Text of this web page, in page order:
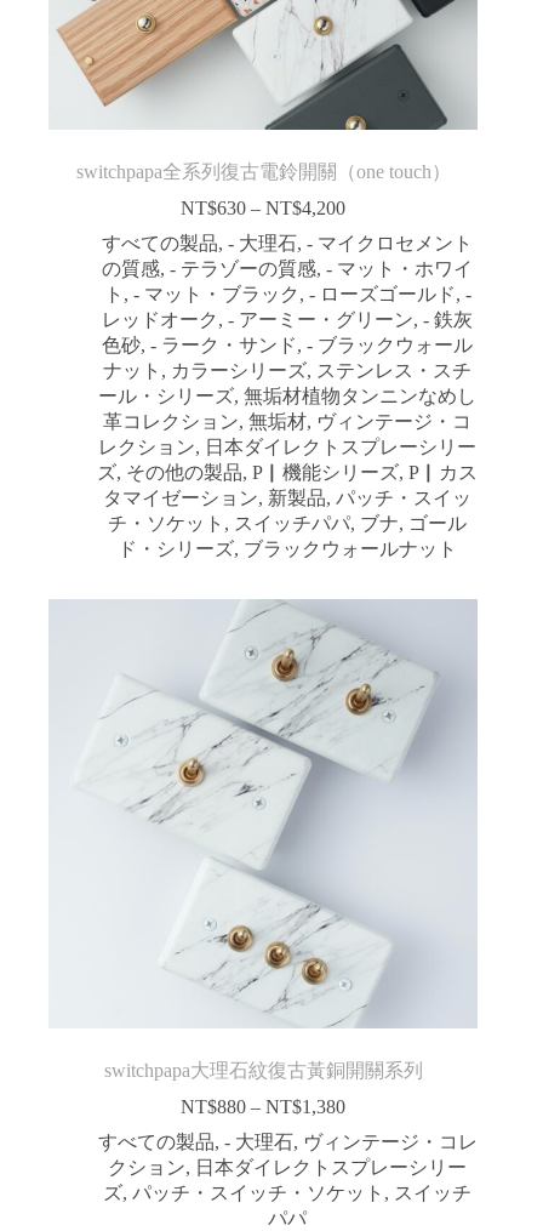
switchpapa全系列復古電鈴開關（one touch）
NT$630 –NT$4,200価
格
帯:
NT$630
NT$4,200
すべての製品,- 大理石,- マイクロセメント
の質感,- テラゾーの質感,- マット・ホワイ
ト , - マット・ブラック , - ローズゴールド, -
レッドオーク ,- アーミー・グリーン,- 鉄灰
色砂,- ラーク・サンド,- ブラックウォール
ナット , カラーシリーズ, ステンレス・スチ
ール・シリーズ,無垢材植物タンニンなめし
革コレクション,無垢材, ヴィンテージ・コ
レクション, 日本ダイレクトスプレーシリー
ズ, その他の製品,P▏機能シリーズ,P▏カス
タマイゼーション, 新製品,パッチ・スイッ
チ・ソケット , スイッチパパ, ブナ, ゴール
ド・シリーズ, ブラックウォールナット
switchpapa大理石紋復古黃銅開關系列
NT$880 –NT$1,380価
格
帯:
NT$880
–
すべての製品, - 大理石, ヴィンテージ・コレ
クション, 日本ダイレクトスプレーシリー
ズ,パッチ・スイッチ・ソケット , スイッチ
パパ